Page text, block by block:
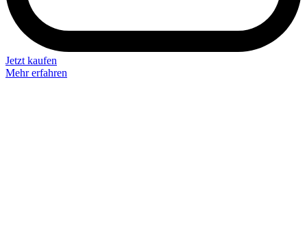
Jetzt kaufen
Mehr erfahren